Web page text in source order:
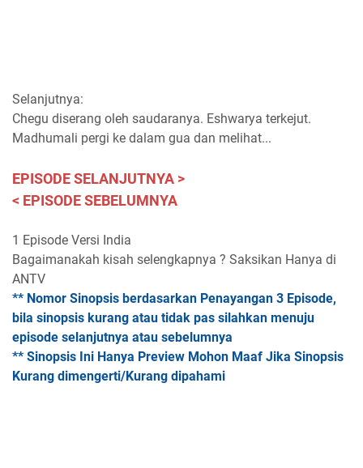
Selanjutnya:
Chegu diserang oleh saudaranya. Eshwarya terkejut.
Madhumali pergi ke dalam gua dan melihat...
EPISODE SELANJUTNYA >
< EPISODE SEBELUMNYA
1 Episode Versi India
Bagaimanakah kisah selengkapnya ? Saksikan Hanya di
ANTV
** Nomor Sinopsis berdasarkan Penayangan 3 Episode,
bila sinopsis kurang atau tidak pas silahkan menuju
episode selanjutnya atau sebelumnya
** Sinopsis Ini Hanya Preview Mohon Maaf Jika Sinopsis
Kurang dimengerti/Kurang dipahami